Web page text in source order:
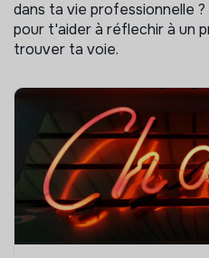
dans ta vie professionnelle
pour t'aider à réflechir à un
trouver ta voie.